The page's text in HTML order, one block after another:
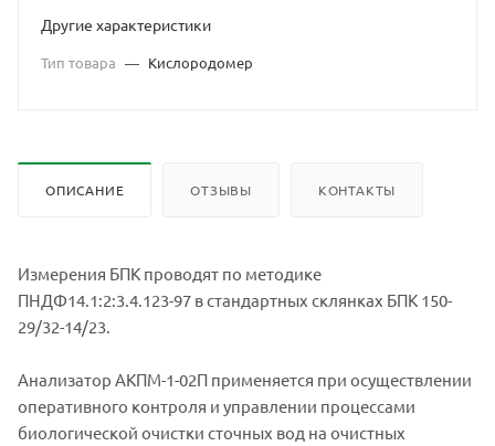
Другие характеристики
Тип товара — Кислородомер
ОПИСАНИЕ ОТЗЫВЫ КОНТАКТЫ
Измерения БПК проводят по методике
ПНДФ14.1:2:3.4.123-97 в стандартных склянках БПК 150-
29/32-14/23.
Анализатор АКПМ-1-02П применяется при осуществлении
оперативного контроля и управлении процессами
биологической очистки сточных вод на очистных